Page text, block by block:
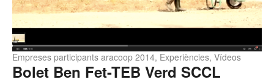
Bolet Ben Fet-TEB Verd SCCL
Empreses participants aracoop 2014, Experiències, Vídeos